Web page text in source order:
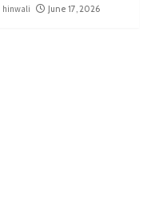
hinwali June 17, 2026